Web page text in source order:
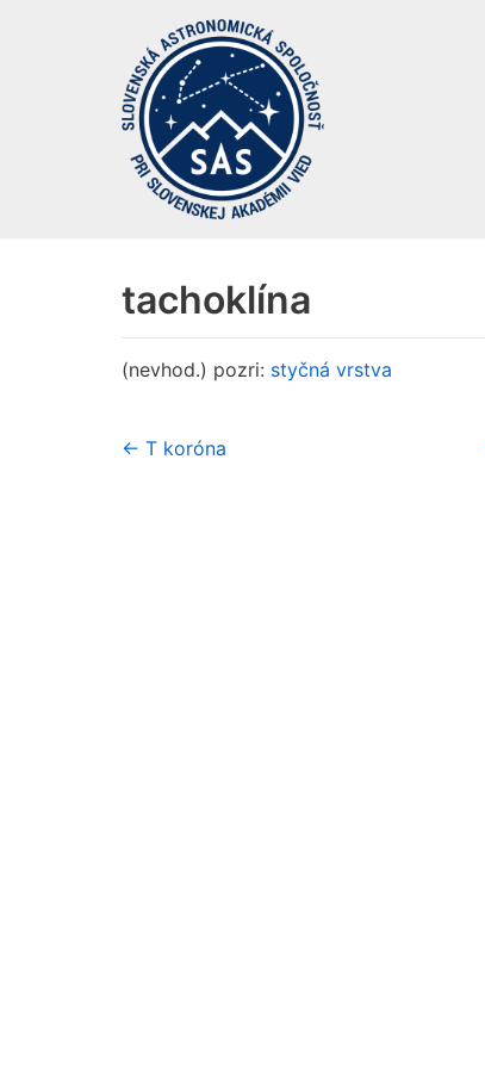
tachoklína
(nevhod.) pozri: styčná vrstva
← T koróna